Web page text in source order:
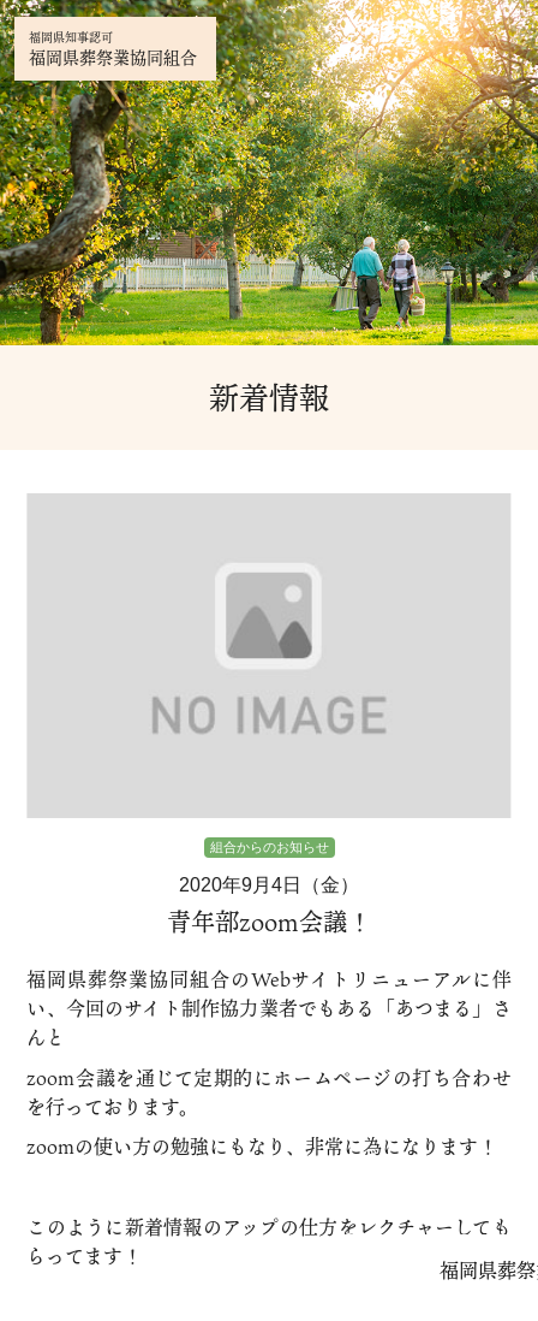
福岡県葬
福岡県知事認可
福岡県葬祭業協同組合
新着情報
組合からのお知らせ
2020年9月4日（金）
青年部zoom会議！
福岡県葬祭業協同組合のWebサイトリニューアルに伴
い、今回のサイト制作協力業者でもある「あつまる」さ
んと
zoom会議を通じて定期的にホームページの打ち合わせ
を行っております。
zoomの使い方の勉強にもなり、非常に為になります！
このように新着情報のアップの仕方をレクチャーしても
らってます！